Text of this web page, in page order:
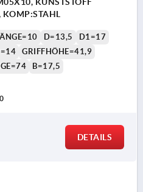
KUNSTSTOFF
KOMP:STAHL
D=13,5
D1=17
GRIFFHÖHE=41,9
B=17,5
DETAILS